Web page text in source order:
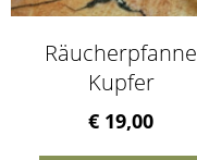
Räucherpfanne
Kupfer
€ 19,00